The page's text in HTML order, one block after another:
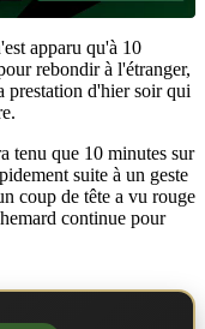
apparu qu'à 10
rebondir à l'étranger,
prestation d'hier soir qui
tenu que 10 minutes sur
suite à un geste
coup de tête a vu rouge
continue pour